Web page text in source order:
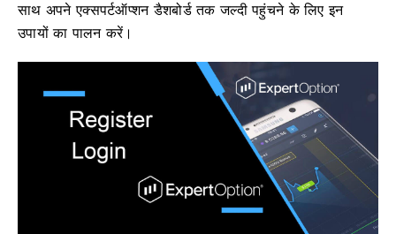
साथ अपने एक्सपर्टऑप्शन डैशबोर्ड तक जल्दी पहुंचने के लिए इन
उपायों का पालन करें।